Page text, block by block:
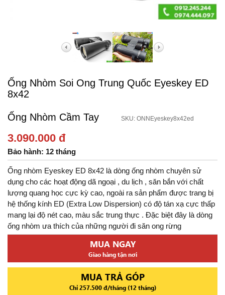
Ống Nhòm Soi Ong Trung Quốc Eyeskey ED
8x42
Ống Nhòm Cầm Tay SKU: ONNEyeskey8x42ed
3.090.000 đ
Bảo hành: 12 tháng
Ống nhòm Eyeskey ED 8x42 là dòng ống nhòm chuyên sử
dụng cho các hoạt động dã ngoại , du lịch , săn bắn với chất
lượng quang học cực kỳ cao, ngoài ra sản phẩm được trang bị
hệ thống kính ED (Extra Low Dispersion) có độ tán xạ cực thấp
mang lại độ nét cao, màu sắc trung thực . Đặc biệt đây là dòng
ống nhòm ưa thích của những người đi săn ong rừng
MUA NGAY
Giao hàng tận nơi
MUA TRẢ GÓP
Chỉ 257.500 đ/tháng (12 tháng)